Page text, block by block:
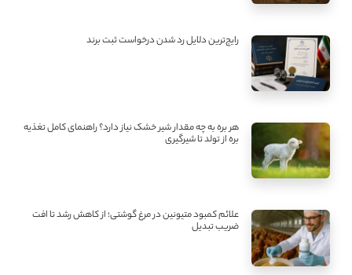
رایج‌ترین دلایل رد شدن درخواست ثبت برند
هر بره به چه مقدار شیر خشک نیاز دارد؟ راهنمای کامل تغذیه
بره از تولد تا شیرگیری
علائم کمبود متیونین در مرغ گوشتی؛ از کاهش رشد تا افت
ضریب تبدیل